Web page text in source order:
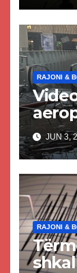
RAJONI &
dhe
JUN 3,
RAJONI &